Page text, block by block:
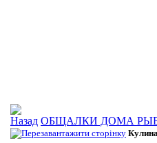
ОБЩАЛКИ ДОМА